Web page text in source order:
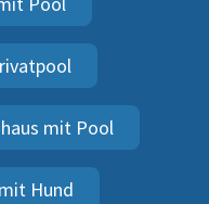
mit Pool
Hund